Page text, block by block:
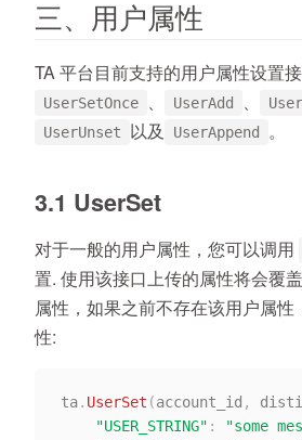
三、用户属性
TA 平台目前支持的用户属性设置
UserSetOnce 、 UserAdd 、
UserUnset 以及 UserAppend 。
3.1 UserSet
对于一般的用户属性，您可以调用
置. 使用该接口上传的属性将会覆
属性，如果之前不存在该用户属
性:
ta. UserSet (account_id ,
"USER_STRING" : "some